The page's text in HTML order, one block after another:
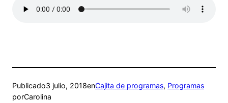
Publicado3 julio, 2018enCajita de programas, Programas
porCarolina